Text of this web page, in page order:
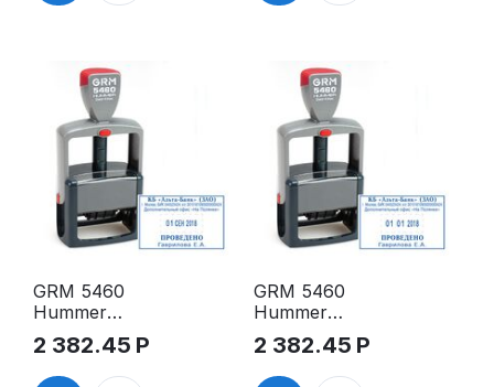
GRM 5460
Hummer
датер
РУССКИЙ
59х38 мм
2 382.45 Р
GRM 5460
Hummer
датер
ЦИФРОВОЙ
59х38 мм
2 382.45 Р